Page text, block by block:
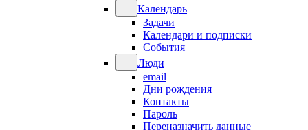
Календарь
Задачи
Календари и подписки
События
Люди
email
Дни рождения
Контакты
Пароль
Переназначить данные